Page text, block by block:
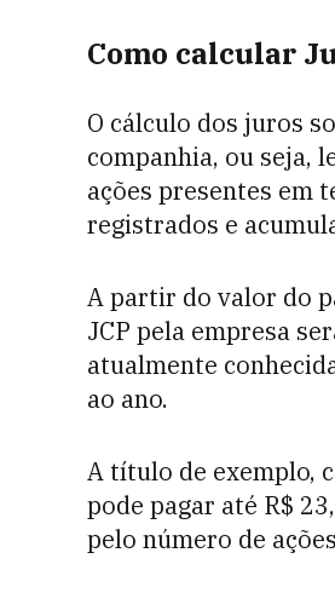
Como calcular
O cálculo dos juros
companhia, ou seja,
ações presentes em
registrados e
A partir do valor do
JCP pela empresa
atualmente
ao ano.
A título de exemplo,
pode pagar até R$
pelo número de